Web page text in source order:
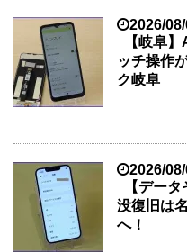
2026/
【岐阜
ッチ操作
ク岐阜
2026/
【デー
没復旧は
へ！